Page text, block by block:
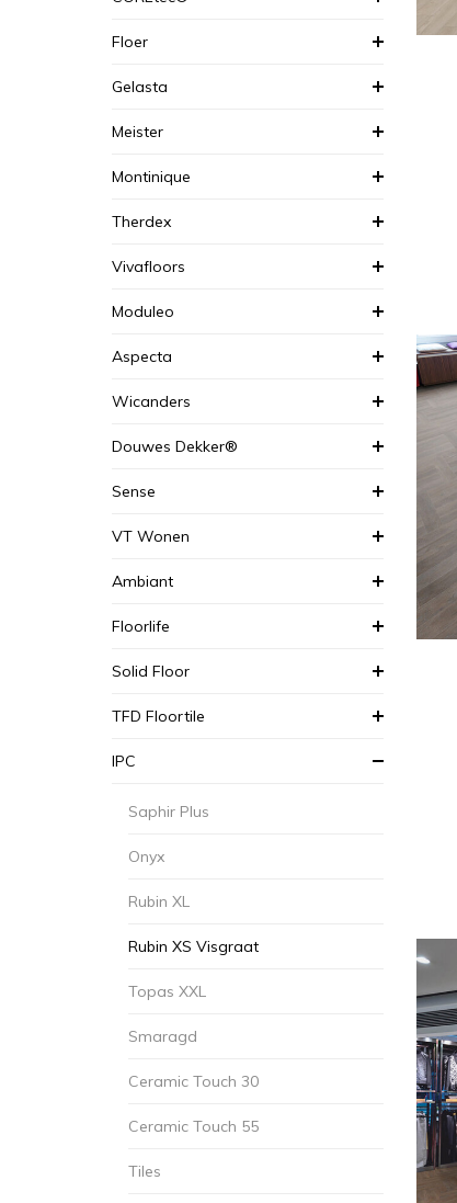
Floer
Gelasta
Meister
Montinique
Therdex
Vivafloors
Moduleo
Aspecta
Wicanders
Douwes Dekker®
Sense
VT Wonen
Ambiant
Floorlife
Solid Floor
TFD Floortile
IPC
Saphir Plus
Onyx
Rubin XL
Rubin XS Visgraat
Topas XXL
Smaragd
Ceramic Touch 30
Ceramic Touch 55
Tiles